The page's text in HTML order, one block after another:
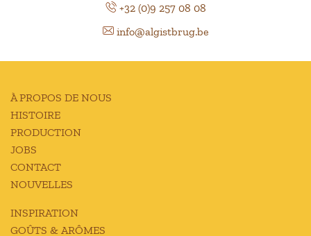
+32 (0)9 257 08 08
info@algistbrug.be
À PROPOS DE NOUS
HISTOIRE
PRODUCTION
JOBS
CONTACT
NOUVELLES
INSPIRATION
GOÛTS & ARÔMES